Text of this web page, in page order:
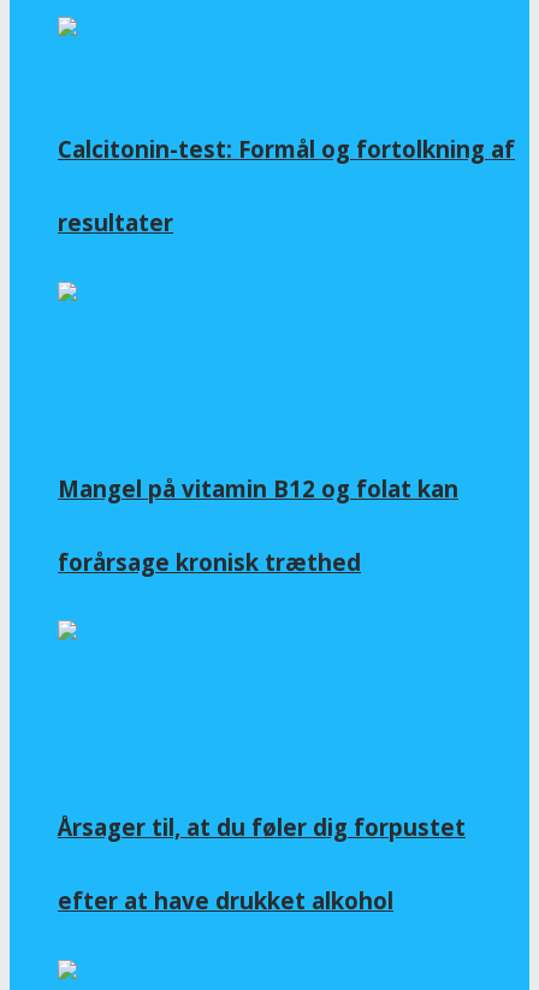
Calcitonin-test: Formål og fortolkning af
resultater
Mangel på vitamin B12 og folat kan
forårsage kronisk træthed
Årsager til, at du føler dig forpustet
efter at have drukket alkohol